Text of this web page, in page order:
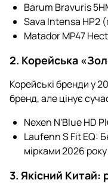
Barum Bravuris
Sava Intensa HP2
Matador MP47
2. Корейська
Корейські бренди у
бренд, але цінує
Nexen N'Blue HD
Laufenn S Fit EQ:
мірками 2026 року
3. Якісний Китай: